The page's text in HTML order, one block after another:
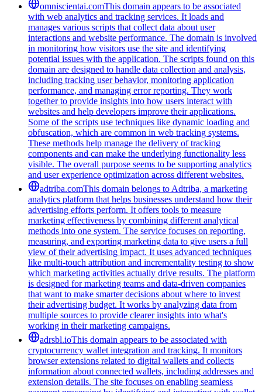
omniscientai.comThis domain appears to be associated
with web analytics and tracking services. It loads and
manages various scripts that collect data about user
interactions and website performance. The domain is involved
in monitoring how visitors use the site and identifying
potential issues with the application. The scripts found on this
domain are designed to handle data collection and analysis,
including tracking user behavior, monitoring application
performance, and managing error reporting. They work
together to provide insights into how users interact with
websites and help developers improve their applications.
Some of the scripts use techniques like dynamic loading and
obfuscation, which are common in web tracking systems.
These methods help manage the delivery of tracking
components and can make the underlying functionality less
visible. The overall purpose seems to be supporting analytics
and user experience optimization across different websites.
adtriba.comThis domain belongs to Adtriba, a marketing
analytics platform that helps businesses understand how their
advertising efforts perform. It offers tools to measure
marketing effectiveness by combining different analytical
methods into one system. The service focuses on reporting,
measuring, and exporting marketing data to give users a full
view of their advertising impact. It uses advanced techniques
like multi-touch attribution and incrementality testing to show
which marketing activities actually drive results. The platform
is designed for marketing teams and data-driven companies
that want to make smarter decisions about where to invest
their advertising budget. It works by analyzing data from
multiple sources to provide clearer insights into what's
working in their marketing campaigns.
adrsbl.ioThis domain appears to be associated with
cryptocurrency wallet integration and tracking. It monitors
browser extensions related to digital wallets and collects
information about connected wallets, including addresses and
extension details. The site focuses on enabling seamless